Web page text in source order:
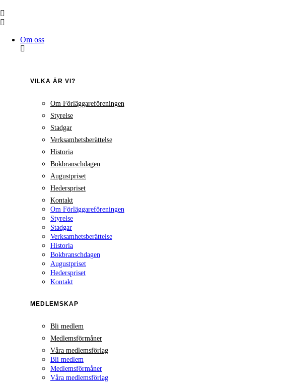
till
innehåll
Om oss
VILKA ÄR VI?
Om Förläggareföreningen
Styrelse
Stadgar
Verksamhetsberättelse
Historia
Bokbranschdagen
Augustpriset
Hederspriset
Kontakt
Om Förläggareföreningen
Styrelse
Stadgar
Verksamhetsberättelse
Historia
Bokbranschdagen
Augustpriset
Hederspriset
Kontakt
MEDLEMSKAP
Bli medlem
Medlemsförmåner
Våra medlemsförlag
Bli medlem
Medlemsförmåner
Våra medlemsförlag